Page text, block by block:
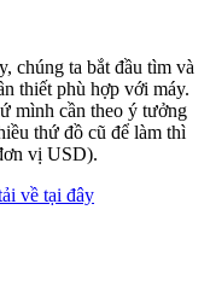
chúng ta bắt đầu tìm và
thiết phù hợp với máy.
mình cần theo ý tưởng
thứ đồ cũ để làm thì
vị USD).
về tại đây